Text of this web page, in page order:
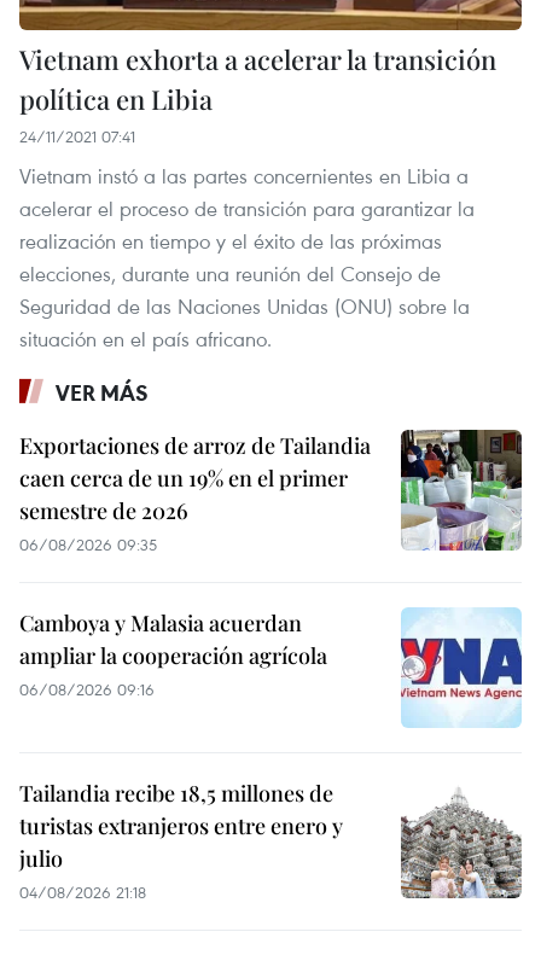
Vietnam exhorta a acelerar la transición
política en Libia
24/11/2021 07:41
Vietnam instó a las partes concernientes en Libia a
acelerar el proceso de transición para garantizar la
realización en tiempo y el éxito de las próximas
elecciones, durante una reunión del Consejo de
Seguridad de las Naciones Unidas (ONU) sobre la
situación en el país africano.
VER MÁS
Exportaciones de arroz de Tailandia
caen cerca de un 19% en el primer
semestre de 2026
06/08/2026 09:35
Camboya y Malasia acuerdan
ampliar la cooperación agrícola
06/08/2026 09:16
Tailandia recibe 18,5 millones de
turistas extranjeros entre enero y
julio
04/08/2026 21:18